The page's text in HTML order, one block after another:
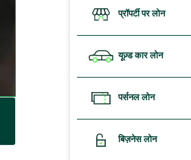
प्रॉपर्टी पर लोन
यूज़्ड कार लोन
पर्सनल लोन
बिज़नेस लोन